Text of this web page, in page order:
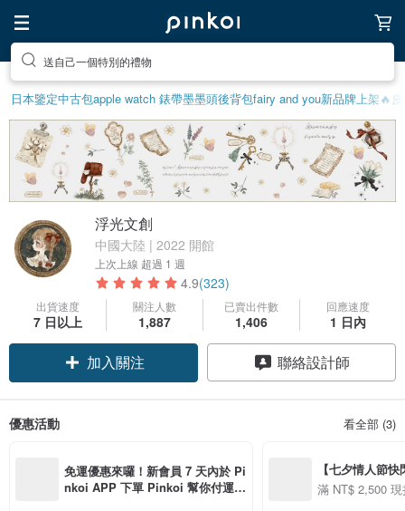
送自己一個特別的禮物
日本鑒定中古包apple watch 錶帶墨墨頭後背包fairy and you新品牌上架🔥
浮光文創
中國大陸 | 2022 開館
上次上線 超過 1 週
4.9(323)
出貨速度
7 日以上
關注人數
1,887
已賣出件數
1,406
回應速度
1 日內
加入關注 聯絡設計師
優惠活動 看全部 (3)
免運優惠來囉！新會員 7 天內於 Pi
nkoi APP 下單 Pinkoi 幫你付運
【七夕情人節
用 APP 購買任
00 現折 NT$100
滿 NT$ 2,500